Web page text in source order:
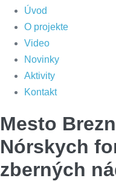
Úvod
O projekte
Video
Novinky
Aktivity
Kontakt
Mesto
Nórskych
zberných